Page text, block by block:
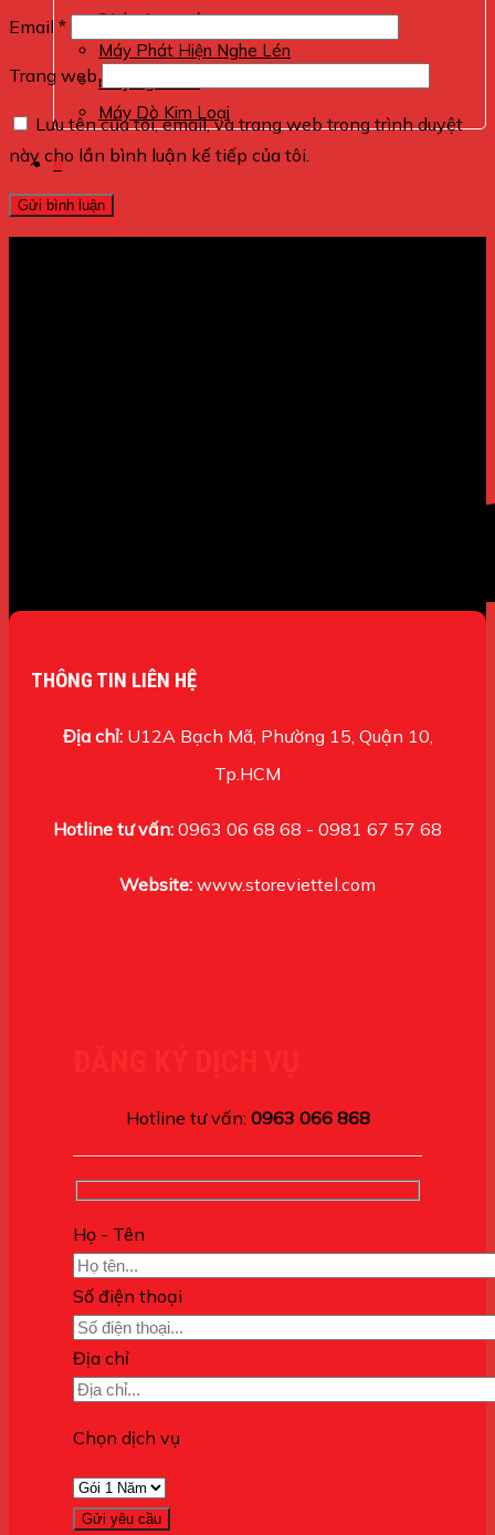
Định vị xe máy
Máy Phát Hiện Nghe Lén
máy nghe lén
Máy Dò Kim Loại
0
Giỏ hàng
Email *
Trang web
Lưu tên của tôi, email, và trang web trong trình duyệt
này cho lần bình luận kế tiếp của tôi.
THÔNG TIN LIÊN HỆ
Địa chỉ:U12A Bạch Mã, Phường 15, Quận 10,
Tp.HCM
Hotline tư vấn: 0963 06 68 68 - 0981 67 57 68
Website: www.storeviettel.com
Hotline tư vấn: 0963 066 868
Họ - Tên
Số điện thoại
Địa chỉ
Chọn dịch vụ